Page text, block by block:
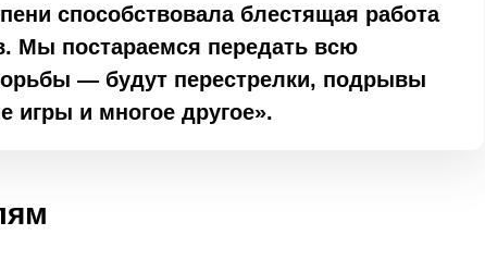
способствовала блестящая работа
Мы постараемся передать всю
— будут перестрелки, подрывы
игры и многое другое».